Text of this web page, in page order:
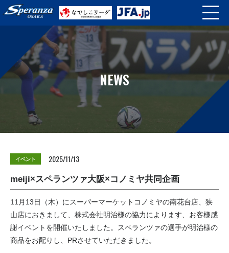
NEWS
イベント 2025/11/13
meiji×スペランツァ大阪×コノミヤ共同企画
11月13日（木）にスーパーマーケットコノミヤの南花台店、狭
山店におきまして、株式会社明治様の協力によります、お客様感
謝イベントを開催いたしました。スペランツァの選手が明治様の
商品をお配りし、PRさせていただきました。